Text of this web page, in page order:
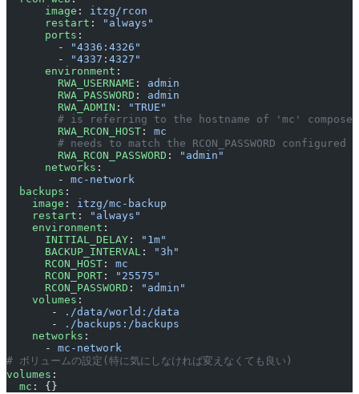
image : itzg/rcon
restart :
"always"
ports :
-
"4336:4326"
-
"4337:4327"
environment :
RWA_USERNAME : admin
RWA_PASSWORD : admin
RWA_ADMIN :
"TRUE"
# is referring to the hostname of 'mc' compose
RWA_RCON_HOST : mc
# needs to match the RCON_PASSWORD configured
RWA_RCON_PASSWORD :
"admin"
networks :
- mc-network
backups :
image : itzg/mc-backup
restart :
"always"
environment :
INITIAL_DELAY :
"1m"
BACKUP_INTERVAL :
"3h"
RCON_HOST : mc
RCON_PORT :
"25575"
RCON_PASSWORD :
"admin"
volumes :
-
./data/world:/data
-
./backups:/backups
networks :
- mc-network
# ボリュームの設定(特に気にしなければ変えなくても良い)
volumes :
mc : {}